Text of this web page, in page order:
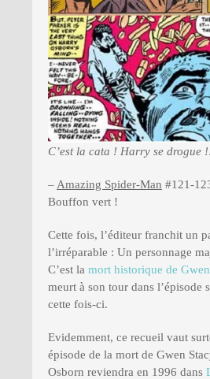
C’est la cata ! Harry se drogue
– Amazing Spider-Man #121-
Bouffon vert !
Cette fois, l’éditeur franchit un
l’irréparable : Un personnage
C’est la mort historique de
meurt à son tour dans l’épisode
cette fois-ci.
Evidemment, ce recueil vaut
épisode de la mort de Gwen
Osborn reviendra en 1996 dans